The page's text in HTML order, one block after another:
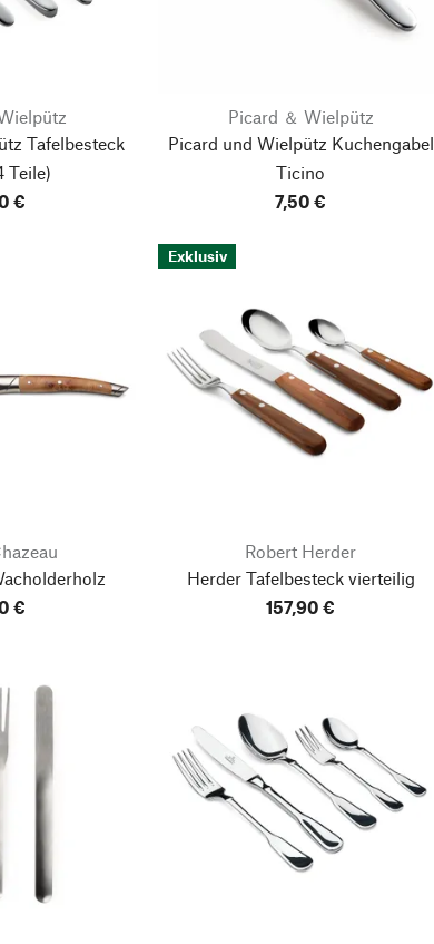
Tafelbesteck
Teile)
€
Picard ＆ Wielpütz
Picard und Wielpütz Kuchengabel
Ticino
7,50 €
€
Exklusiv
Robert Herder
Herder Tafelbesteck vierteilig
157,90 €